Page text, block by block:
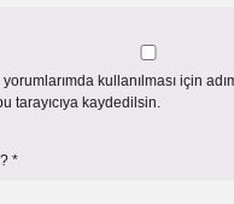
kullanılması için
tarayıcıya kaydedilsin.
*